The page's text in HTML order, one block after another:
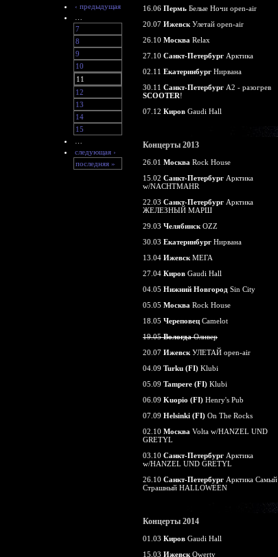
‹ предыдущая
7
8
9
10
11
12
13
14
15
следующая ›
последняя »
16.06 Пермь Белые Ночи open-air
20.07 Ижевск Улетай open-air
26.10 Москва Relax
27.10 Санкт-Петербург Арктика
02.11 Екатеринбург Нирвана
30.11 Санкт-Петербург А2 - разогрев
SCOOTER!
07.12 Киров Gaudi Hall
Концерты 2013
26.01 Москва Rock House
15.02 Санкт-Петербург Арктика
w/NACHTMAHR
22.03 Санкт-Петербург Арктика
ЖЕЛЕЗНЫЙ МАРШ
29.03 Челябинск OZZ
30.03 Екатеринбург Нирвана
13.04 Ижевск МЕГА
27.04 Киров Gaudi Hall
04.05 Нижний Новгород Sin City
05.05 Москва Rock House
18.05 Череповец Camelot
19.05ВологдаОливер
20.07 Ижевск УЛЕТАЙ open-air
04.09 Turku (FI) Klubi
05.09 Tampere (FI) Klubi
06.09 Kuopio (FI) Henry's Pub
07.09 Helsinki (FI) On The Rocks
02.10 Москва Volta w/HANZEL UND
GRETYL
03.10 Санкт-Петербург Арктика
w/HANZEL UND GRETYL
26.10 Санкт-Петербург Арктика Самый
Страшный HALLOWEEN
Концерты 2014
01.03 Киров Gaudi Hall
15.03 Ижевск Qwerty